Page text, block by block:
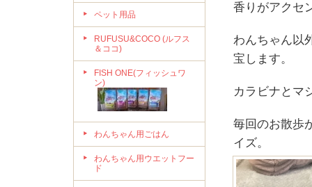
ペット用品
RUFUSU&COCO (ルフス
＆ココ)
FISH ONE(フィッシュワ
ン)
わんちゃん用ごはん
わんちゃん用ウエットフー
ド
香りがアクセ
わんちゃん以
宝します。
カラビナとマ
毎回のお散歩
イズ。